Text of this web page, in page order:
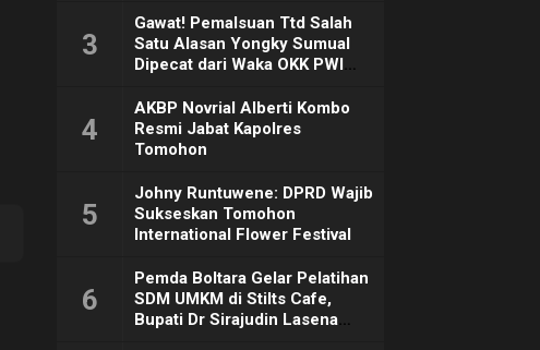
3
Gawat! Pemalsuan Ttd Salah
Satu Alasan Yongky Sumual
Dipecat dari Waka OKK PWI
4
AKBP Novrial Alberti Kombo
Resmi Jabat Kapolres
Tomohon
5
Johny Runtuwene: DPRD Wajib
Sukseskan Tomohon
International Flower Festival
6
Pemda Boltara Gelar Pelatihan
SDM UMKM di Stilts Cafe,
Bupati Dr Sirajudin Lasena